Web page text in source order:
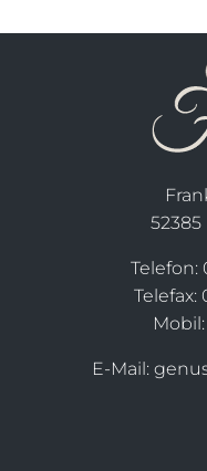
Telefon:
Telefax:
Mobil:
E-Mail: